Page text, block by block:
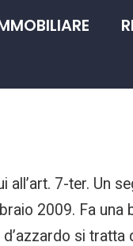
7-ter. Un
2009. Fa una
si tratta